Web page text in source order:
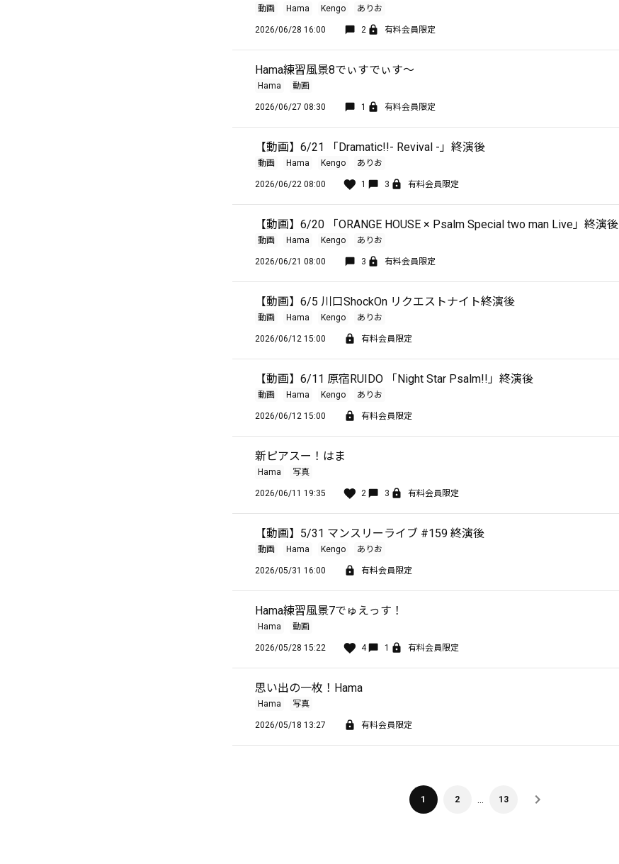
動画 Hama Kengo ありお
2026/06/28 16:00 2 有料会員限定
Hama練習風景8でぃすでぃす〜
Hama 動画
2026/06/27 08:30 1 有料会員限定
【動画】6/21 「Dramatic!!- Revival -」終演後
動画 Hama Kengo ありお
2026/06/22 08:00 1 3 有料会員限定
【動画】6/20 「ORANGE HOUSE × Psalm Special two man Live」終演後
動画 Hama Kengo ありお
2026/06/21 08:00 3 有料会員限定
【動画】6/5 川口ShockOn リクエストナイト終演後
動画 Hama Kengo ありお
2026/06/12 15:00 有料会員限定
【動画】6/11 原宿RUIDO 「Night Star Psalm!!」終演後
動画 Hama Kengo ありお
2026/06/12 15:00 有料会員限定
新ピアスー！はま
Hama 写真
2026/06/11 19:35 2 3 有料会員限定
【動画】5/31 マンスリーライブ #159 終演後
動画 Hama Kengo ありお
2026/05/31 16:00 有料会員限定
Hama練習風景7でゅえっす！
Hama 動画
2026/05/28 15:22 4 1 有料会員限定
思い出の一枚！Hama
Hama 写真
2026/05/18 13:27 有料会員限定
1 2 13